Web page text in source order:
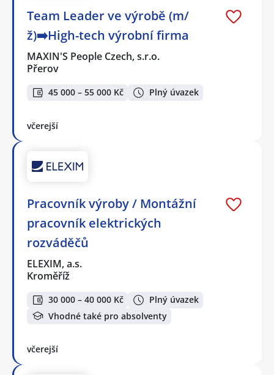
Team Leader ve výrobě (m/
ž)➡️High-tech výrobní firma
MAXIN'S People Czech, s.r.o.
Přerov
45 000 – 55 000 Kč Plný úvazek
včerejší
Pracovník výroby / Montážní
pracovník elektrických
rozváděčů
ELEXIM, a.s.
Kroměříž
30 000 – 40 000 Kč
Plný úvazek
Vhodné také pro absolventy
včerejší